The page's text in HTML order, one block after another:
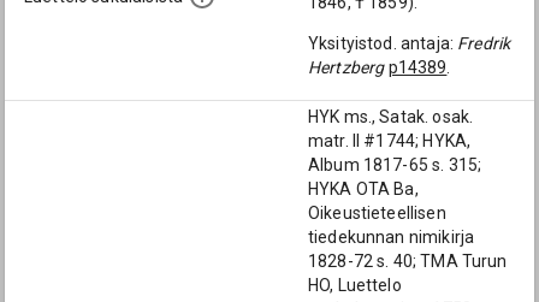
Yksityistod. antaja: Fredrik
Hertzberg p14389
HYK ms., Satak. osak.
matr. II #1744; HYKA,
Album 1817-65 s. 315;
HYKA OTA Ba,
Oikeustieteellisen
tiedekunnan nimikirja
1828-72 s. 40; TMA Turun
HO, Luettelo